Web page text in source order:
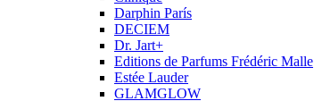
Darphin París
DECIEM
Dr. Jart+
Editions de Parfums Frédéric Malle
Estée Lauder
GLAMGLOW